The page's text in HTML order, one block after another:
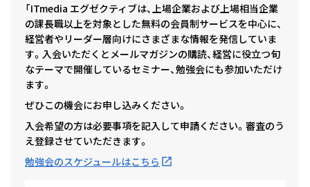
「ITmedia エグゼクティブは、上場企業および上場相当企業
の課長職以上を対象とした無料の会員制サービスを中心に、
経営者やリーダー層向けにさまざまな情報を発信していま
す。入会いただくとメールマガジンの購読、経営に役立つ旬
なテーマで開催しているセミナー、勉強会にも参加いただけ
ます。
ぜひこの機会にお申し込みください。
入会希望の方は必要事項を記入して申請ください。審査のう
え登録させていただきます。
勉強会のスケジュールはこちら